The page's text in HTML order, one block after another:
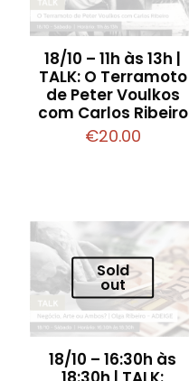
18/10 – 11h às 13h |
TALK: O Terramoto
de Peter Voulkos
com Carlos Ribeiro
€20.00
Sold
out
18/10 – 16:30h às